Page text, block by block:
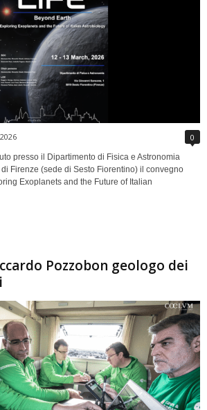
0
presso il Dipartimento di Fisica e Astronomia
Firenze (sede di Sesto Fiorentino) il convegno
Exoplanets and the Future of Italian
Pozzobon geologo dei